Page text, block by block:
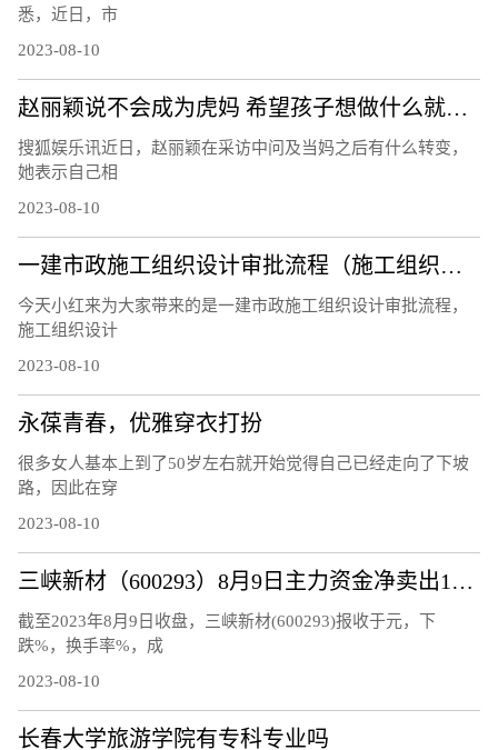
悉，近日，市
2023-08-10
赵丽颖说不会成为虎妈 希望孩子想做什么就做什么
搜狐娱乐讯近日，赵丽颖在采访中问及当妈之后有什么转变，
她表示自己相
2023-08-10
一建市政施工组织设计审批流程（施工组织设计审批流程）
今天小红来为大家带来的是一建市政施工组织设计审批流程，
施工组织设计
2023-08-10
永葆青春，优雅穿衣打扮
很多女人基本上到了50岁左右就开始觉得自己已经走向了下坡
路，因此在穿
2023-08-10
三峡新材（600293）8月9日主力资金净卖出120.48万元
截至2023年8月9日收盘，三峡新材(600293)报收于元，下
跌%，换手率%，成
2023-08-10
长春大学旅游学院有专科专业吗